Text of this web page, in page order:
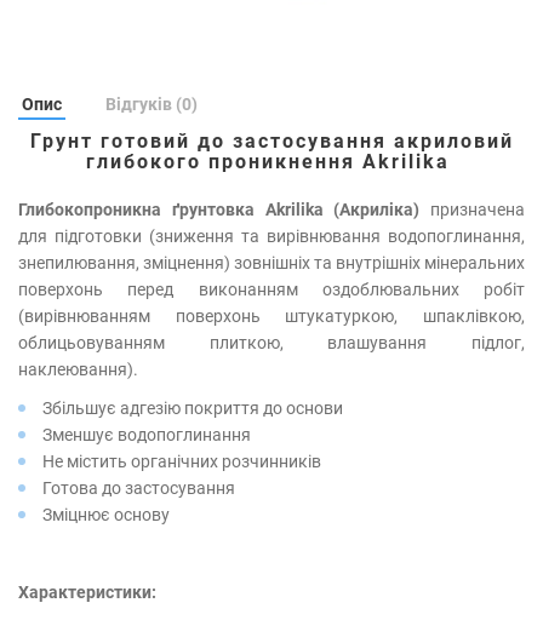
Опис Відгуків (0)
Грунт готовий до застосування акриловий
глибокого проникнення Akrilika
Глибокопроникна ґрунтовка Akrilika (Акриліка) призначена
для підготовки (зниження та вирівнювання водопоглинання,
знепилювання, зміцнення) зовнішніх та внутрішніх мінеральних
поверхонь перед виконанням оздоблювальних робіт
(вирівнюванням поверхонь штукатуркою, шпаклівкою,
облицьовуванням плиткою, влашування підлог,
наклеювання).
Збільшує адгезію покриття до основи
Зменшує водопоглинання
Не містить органічних розчинників
Готова до застосування
Зміцнює основу
Характеристики: